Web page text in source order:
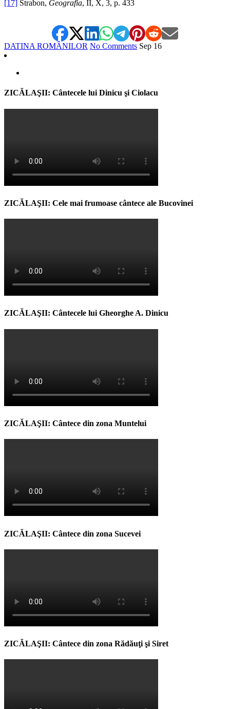
[17] Strabon, Geografia, II, X, 3, p. 433
DATINA ROMÂNILOR No Comments Sep 16
ZICĂLAŞII: Cântecele lui Dinicu şi Ciolacu
ZICĂLAŞII: Cele mai frumoase cântece ale Bucovinei
ZICĂLAŞII: Cântecele lui Gheorghe A. Dinicu
ZICĂLAŞII: Cântece din zona Muntelui
ZICĂLAŞII: Cântece din zona Sucevei
ZICĂLAŞII: Cântece din zona Rădăuţi şi Siret